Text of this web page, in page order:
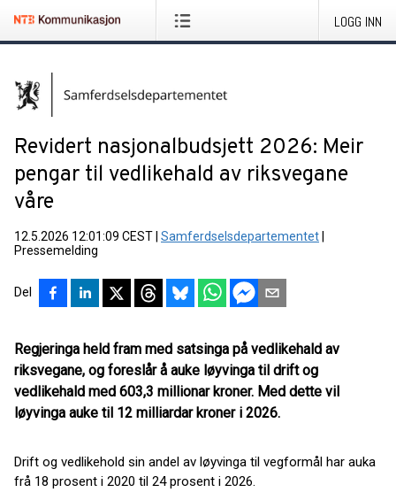
LOGG INN
Revidert nasjonalbudsjett 2026: Meir
pengar til vedlikehald av riksvegane
våre
12.5.2026 12:01:09 CEST Samferdselsdepartementet
Pressemelding
Del
Regjeringa held fram med satsinga på vedlikehald av
riksvegane, og foreslår å auke løyvinga til drift og
vedlikehald med 603,3 millionar kroner. Med dette vil
løyvinga auke til 12 milliardar kroner i 2026.
Drift og vedlikehold sin andel av løyvinga til vegformål har auka
frå 18 prosent i 2020 til 24 prosent i 2026.